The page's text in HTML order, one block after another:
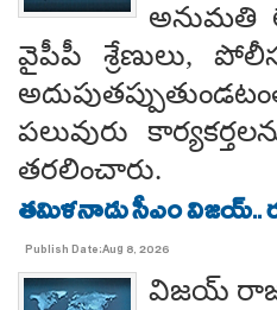
అనుమతి
వైపీపీ శ్రేణులు,
పలువురు
తరలించారు.
తమిళనాడు సీఎం విజయ్..
Publish Date:Aug 8, 2026
విజయ్